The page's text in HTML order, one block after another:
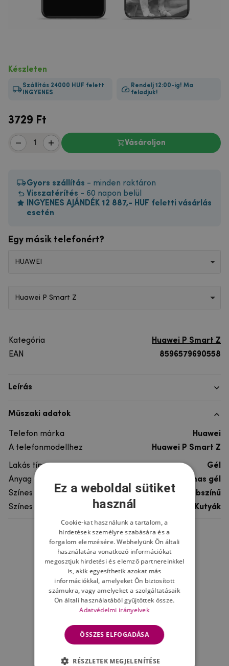
Készleten
Szállítás 24000 HUF felett
INGYENES
Rendelj 12:00-ig! Ma
feladjuk!
3729 Ft
Vásároljon
Gyors szállítás - minden raktáron
Visszatérítés - 60 napon belül
INGYENES AJÁNDÉK 12 887,- HUF feletti vásárlás
esetén
Egy másik telefonért?
HUAWEI
Huawei P Smart Z
Kategória
Huawei P Smart Z
EAN
8596579690558
Leírás
Műszaki adatok
Telefon márka
Huawei
A telefonmodellhez
Huawei P Smart Z
Lakás típusa
Gél
Anyag
rugalmas gél
Színes
többszínű
Színes motívum
Kutyák
Ne felejtsd el
Ez a weboldal sütiket
használ
Cookie-kat használunk a tartalom, a
hirdetések személyre szabására és a
forgalom elemzésére. Webhelyünk Ön általi
használatára vonatkozó információkat
megosztjuk hirdetési és elemző partnereinkkel
is, akik egyesíthetik azokat más
információkkal, amelyeket Ön biztosított
számukra, vagy amelyeket a szolgáltatásaik
Ön általi használatából gyűjtöttek össze.
Adatvédelmi irányelvek
ÖSSZES ELFOGADÁSA
RÉSZLETEK MEGJELENÍTÉSE